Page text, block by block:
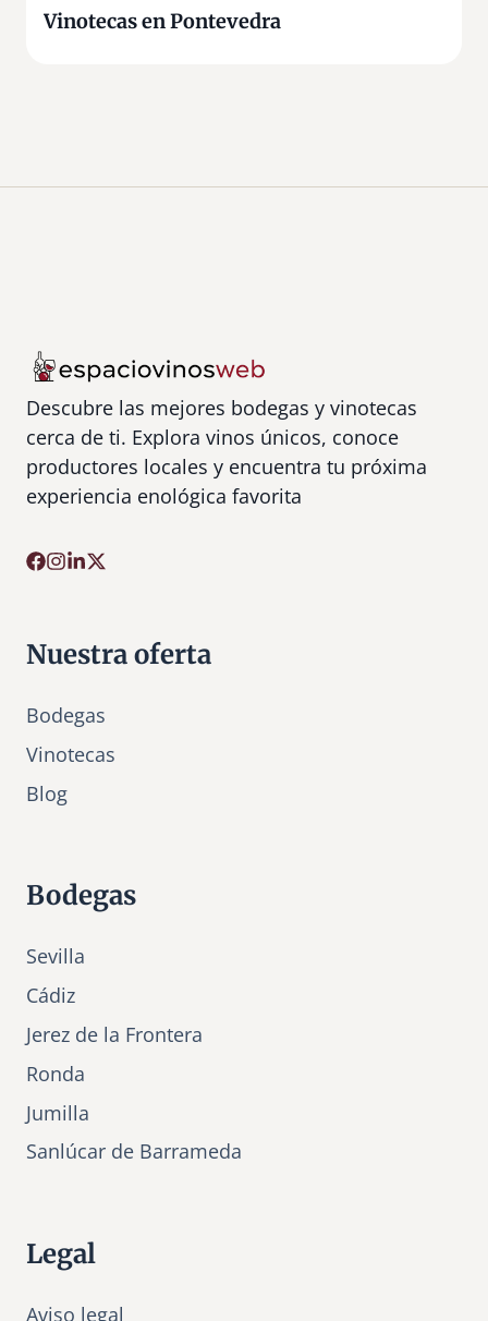
Vinotecas en Pontevedra
Descubre las mejores bodegas y vinotecas
cerca de ti. Explora vinos únicos, conoce
productores locales y encuentra tu próxima
experiencia enológica favorita
Nuestra oferta
Bodegas
Vinotecas
Blog
Bodegas
Sevilla
Cádiz
Jerez de la Frontera
Ronda
Jumilla
Sanlúcar de Barrameda
Legal
Aviso legal